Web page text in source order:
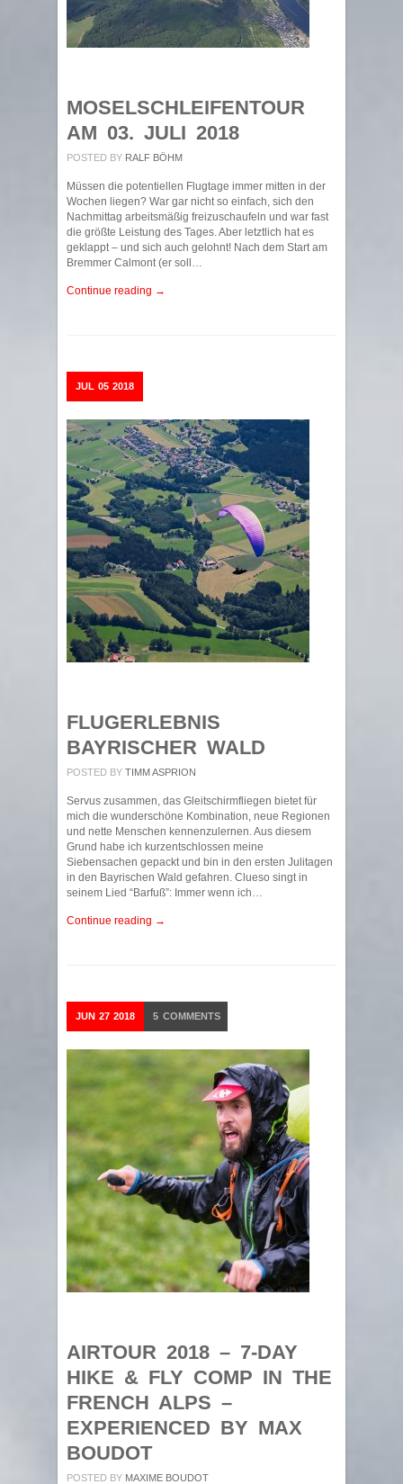
MOSELSCHLEIFENTOUR
AM 03. JULI 2018
POSTED BY RALF BÖHM
Müssen die potentiellen Flugtage immer mitten in der
Wochen liegen? War gar nicht so einfach, sich den
Nachmittag arbeitsmäßig freizuschaufeln und war fast
die größte Leistung des Tages. Aber letztlich hat es
geklappt – und sich auch gelohnt! Nach dem Start am
Bremmer Calmont (er soll…
Continue reading →
JUL 05 2018
FLUGERLEBNIS
BAYRISCHER WALD
POSTED BY TIMM ASPRION
Servus zusammen, das Gleitschirmfliegen bietet für
mich die wunderschöne Kombination, neue Regionen
und nette Menschen kennenzulernen. Aus diesem
Grund habe ich kurzentschlossen meine
Siebensachen gepackt und bin in den ersten Julitagen
in den Bayrischen Wald gefahren. Clueso singt in
seinem Lied “Barfuß”: Immer wenn ich…
Continue reading →
JUN 27 2018 5 COMMENTS
AIRTOUR 2018 – 7-DAY
HIKE & FLY COMP IN THE
FRENCH ALPS –
EXPERIENCED BY MAX
BOUDOT
POSTED BY MAXIME BOUDOT